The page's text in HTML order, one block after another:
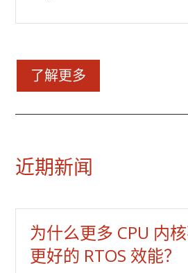
了解更多
近期新闻
为什么更多 CPU 内
更好的 RTOS 效能？